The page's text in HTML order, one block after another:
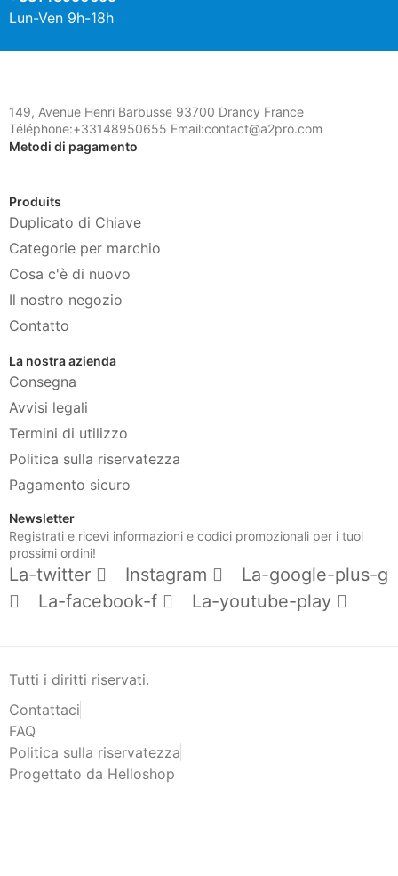
Lun-Ven 9h-18h
149, Avenue Henri Barbusse 93700 Drancy France
Téléphone:+33148950655 Email:contact@a2pro.com
Metodi di pagamento
Produits
Duplicato di Chiave
Categorie per marchio
Cosa c'è di nuovo
Il nostro negozio
Contatto
La nostra azienda
Consegna
Avvisi legali
Termini di utilizzo
Politica sulla riservatezza
Pagamento sicuro
Newsletter
Registrati e ricevi informazioni e codici promozionali per i tuoi
prossimi ordini!
La-twitter Instagram
La-google-plus-g
La-facebook-f
La-youtube-play
Tutti i diritti riservati.
Contattaci
FAQ
Politica sulla riservatezza
Progettato da Helloshop